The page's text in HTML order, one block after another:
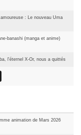
: Le nouveau Uma
banashi (manga et anime)
l'éternel X-Or, nous a quittés
animation de Mars 2026